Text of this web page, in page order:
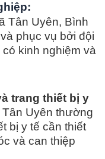
Tân Uyên, Bình
phục vụ bởi đội
kinh nghiệm và
trang thiết bị y
Uyên thường
bị y tế cần thiết
và can thiệp